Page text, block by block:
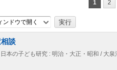
1 2
ンドウで開く
談
日本の子ども研究 : 明治・大正・昭和 / 大泉